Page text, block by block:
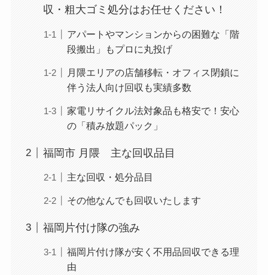
収・粗大ゴミ処分はお任せください！
アパートやマンションからの困難な「階
段搬出」もプロに丸投げ
月隈エリアの店舗移転・オフィス閉鎖に
伴う法人向け回収も実績多数
家電リサイクル法対象品も格安で！安心
の「積み放題パック」
福岡市 月隈 主な回収品目
主な回収・処分品目
その他なんでも回収いたします
福岡片付け隊の強み
福岡片付け隊が安く不用品回収できる理
由